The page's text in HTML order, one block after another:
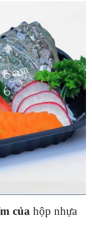
của hộp nhựa